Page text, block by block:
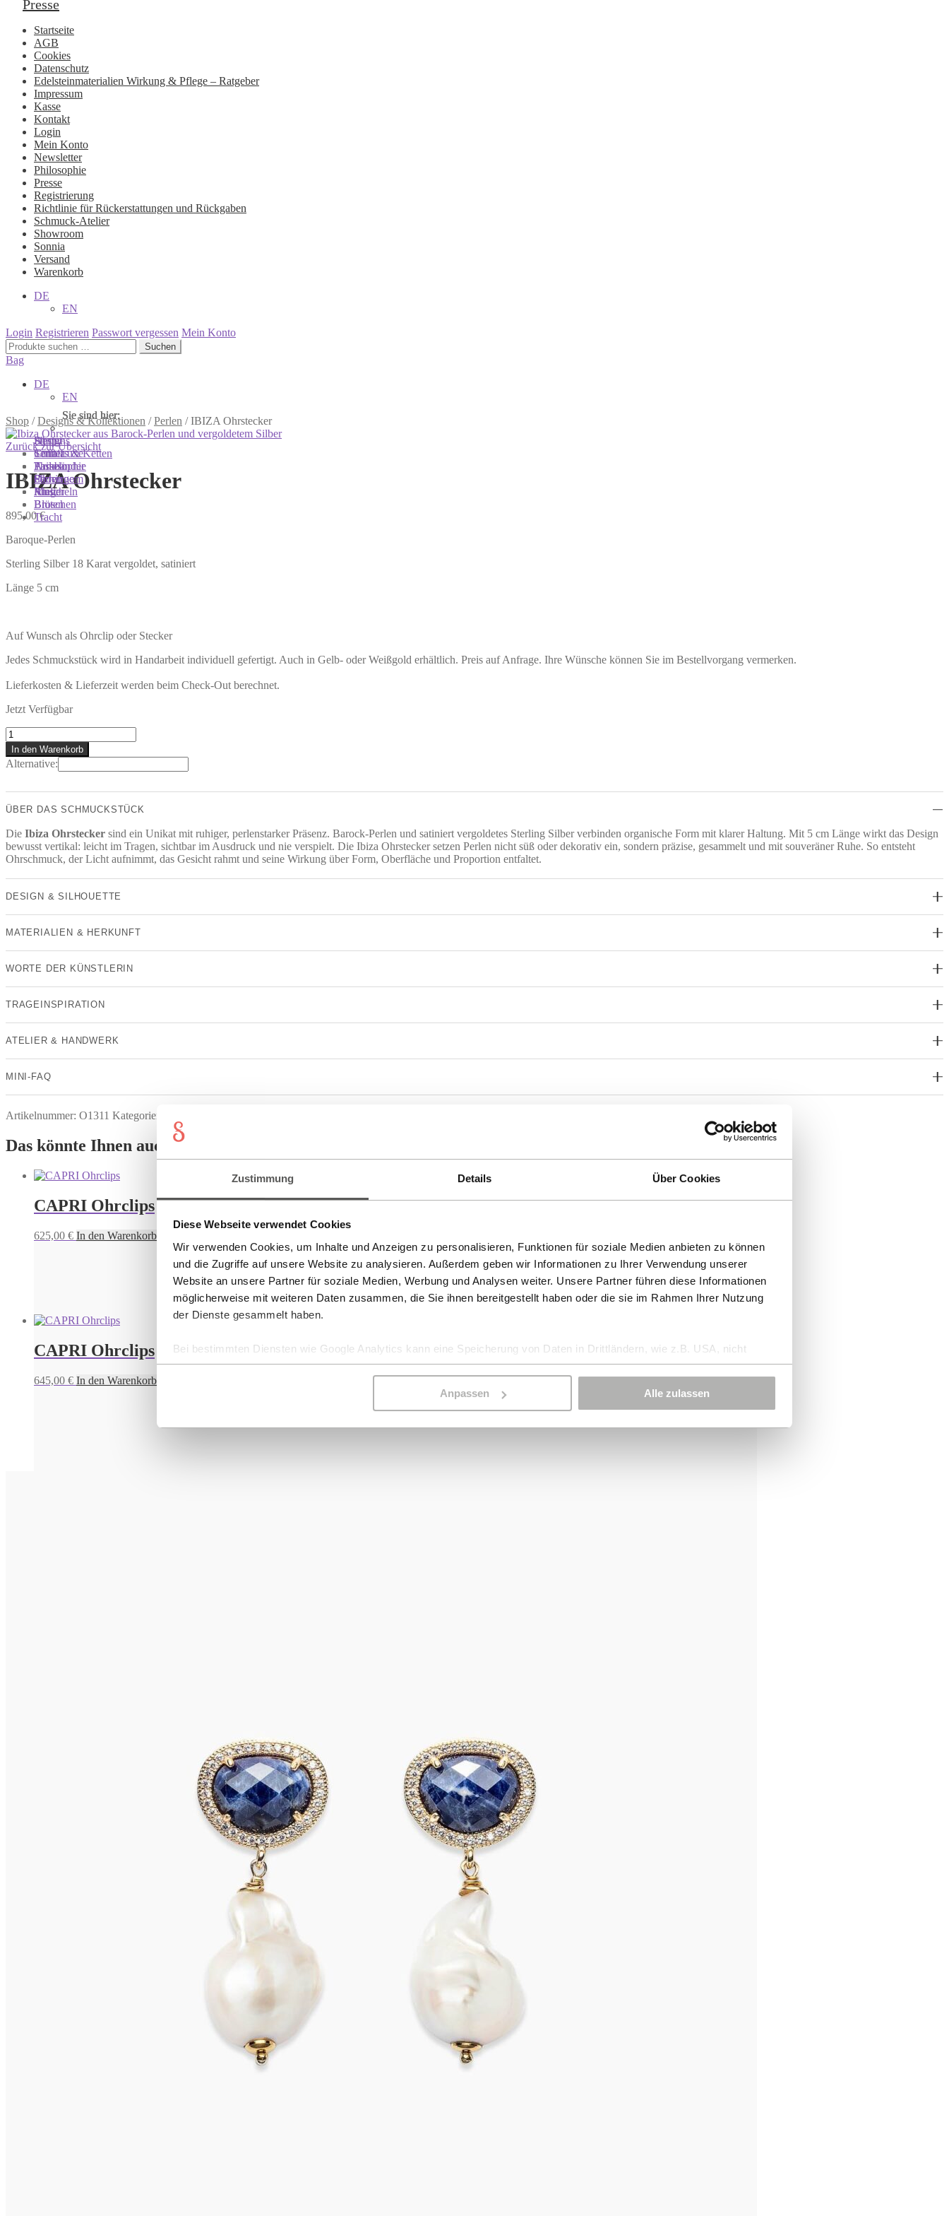
Zustimmung Details Über Cookies
Diese Webseite verwendet Cookies
Wir verwenden Cookies, um Inhalte und Anzeigen zu personalisieren, Funktionen für soziale Medien anbieten zu können
und die Zugriffe auf unsere Website zu analysieren. Außerdem geben wir Informationen zu Ihrer Verwendung unserer
Website an unsere Partner für soziale Medien, Werbung und Analysen weiter. Unsere Partner führen diese Informationen
möglicherweise mit weiteren Daten zusammen, die Sie ihnen bereitgestellt haben oder die sie im Rahmen Ihrer Nutzung
der Dienste gesammelt haben.
Bei bestimmten Diensten wie Google Analytics kann eine Speicherung von Daten in Drittländern, wie z.B. USA, nicht
ausgeschlossen werden.
Anpassen Alle zulassen
Presse
Startseite
AGB
Cookies
Datenschutz
Edelsteinmaterialien Wirkung & Pflege – Ratgeber
Impressum
Kasse
Kontakt
Login
Mein Konto
Newsletter
Philosophie
Presse
Registrierung
Richtlinie für Rückerstattungen und Rückgaben
Schmuck-Atelier
Showroom
Sonnia
Versand
Warenkorb
DE
EN
Login Registrieren Passwort vergessen Mein Konto
Suchen
nach:
Suchen
Bag
DE
EN
Shop /Designs & Kollektionen /Perlen /IBIZA Ohrstecker
Zurück zur Übersicht
IBIZA Ohrstecker
895,00€
Baroque-Perlen
Sterling Silber 18 Karat vergoldet, satiniert
Länge 5 cm
Auf Wunsch als Ohrclip oder Stecker
Jedes Schmuckstück wird in Handarbeit individuell gefertigt. Auch in Gelb- oder Weißgold erhältlich. Preis auf Anfrage. Ihre Wünsche können Sie im Bestellvorgang vermerken.
Lieferkosten & Lieferzeit werden beim Check-Out berechnet.
Jetzt Verfügbar
IBIZA
Ohrstecker
Menge
In den Warenkorb
Alternative:
ÜBER DAS SCHMUCKSTÜCK
Die Ibiza Ohrstecker sind ein Unikat mit ruhiger, perlenstarker Präsenz. Barock-Perlen und satiniert vergoldetes Sterling Silber verbinden organische Form mit klarer Haltung. Mit 5 cm Länge wirkt das Design
bewusst vertikal: leicht im Tragen, sichtbar im Ausdruck und nie verspielt. Die Ibiza Ohrstecker setzen Perlen nicht süß oder dekorativ ein, sondern präzise, gesammelt und mit souveräner Ruhe. So entsteht
Ohrschmuck, der Licht aufnimmt, das Gesicht rahmt und seine Wirkung über Form, Oberfläche und Proportion entfaltet.
DESIGN & SILHOUETTE
MATERIALIEN & HERKUNFT
WORTE DER KÜNSTLERIN
TRAGEINSPIRATION
ATELIER & HANDWERK
MINI-FAQ
Artikelnummer: O1311 Kategorien:
Das könnte Ihnen auch gefallen
CAPRI Ohrclips
625,00 € In den Warenkorb
CAPRI Ohrclips
645,00 € In den Warenkorb
Sie sind hier:
Shop
Colliers & Ketten
Armbänder
Ohrringe
Ringe
Broschen
Sie sind hier:
Designs
Terra Luxe
Tasseln
Perlen
Muscheln
Blüten
Tracht
Sie sind hier:
About
Sonnia
Philosophie
Showroom
Atelier